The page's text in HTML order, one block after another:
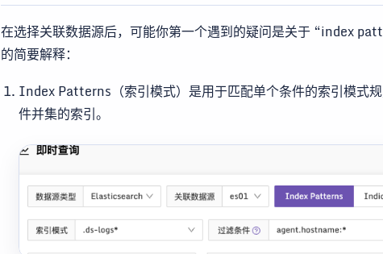
在选择关联数据源后，可能你第一个遇到的疑问是关于 “index
的简要解释：
Index Patterns（索引模式）是用于匹配单个条件的索引模式
件并集的索引。